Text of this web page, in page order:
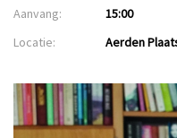
Aanvang:
15:00
Locatie:
Aerden